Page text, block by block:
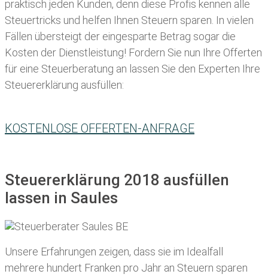
praktisch jeden Kunden, denn diese Profis kennen alle
Steuertricks und helfen Ihnen Steuern sparen. In vielen
Fällen übersteigt der eingesparte Betrag sogar die
Kosten der Dienstleistung! Fordern Sie nun Ihre Offerten
für eine Steuerberatung an lassen Sie den Experten Ihre
Steuererklärung ausfüllen:
KOSTENLOSE OFFERTEN-ANFRAGE
Steuererklärung 2018 ausfüllen
lassen in Saules
Unsere Erfahrungen zeigen, dass sie im Idealfall
mehrere hundert Franken pro Jahr an Steuern sparen